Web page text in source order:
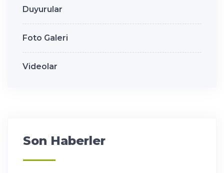
Duyurular
Foto Galeri
Videolar
Son Haberler